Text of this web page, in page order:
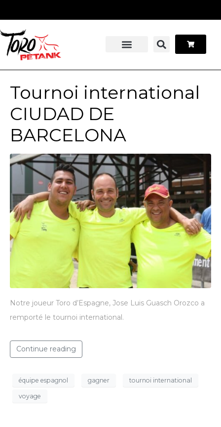
Tournoi international
CIUDAD DE
BARCELONA
Notre joueur Toro d’Espagne, Jose Luis Guasch Orozco a
remporté le tournoi international.
Continue reading
équipe espagnol gagner tournoi international
voyage